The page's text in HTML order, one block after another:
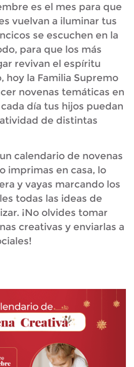
es el mes para que
vuelvan a iluminar tus
se escuchen en la
para que los más
revivan el espíritu
hoy la Familia Supremo
novenas temáticas en
día tus hijos puedan
de distintas
calendario de novenas
imprimas en casa, lo
y vayas marcando los
todas las ideas de
¡No olvides tomar
creativas y enviarlas a